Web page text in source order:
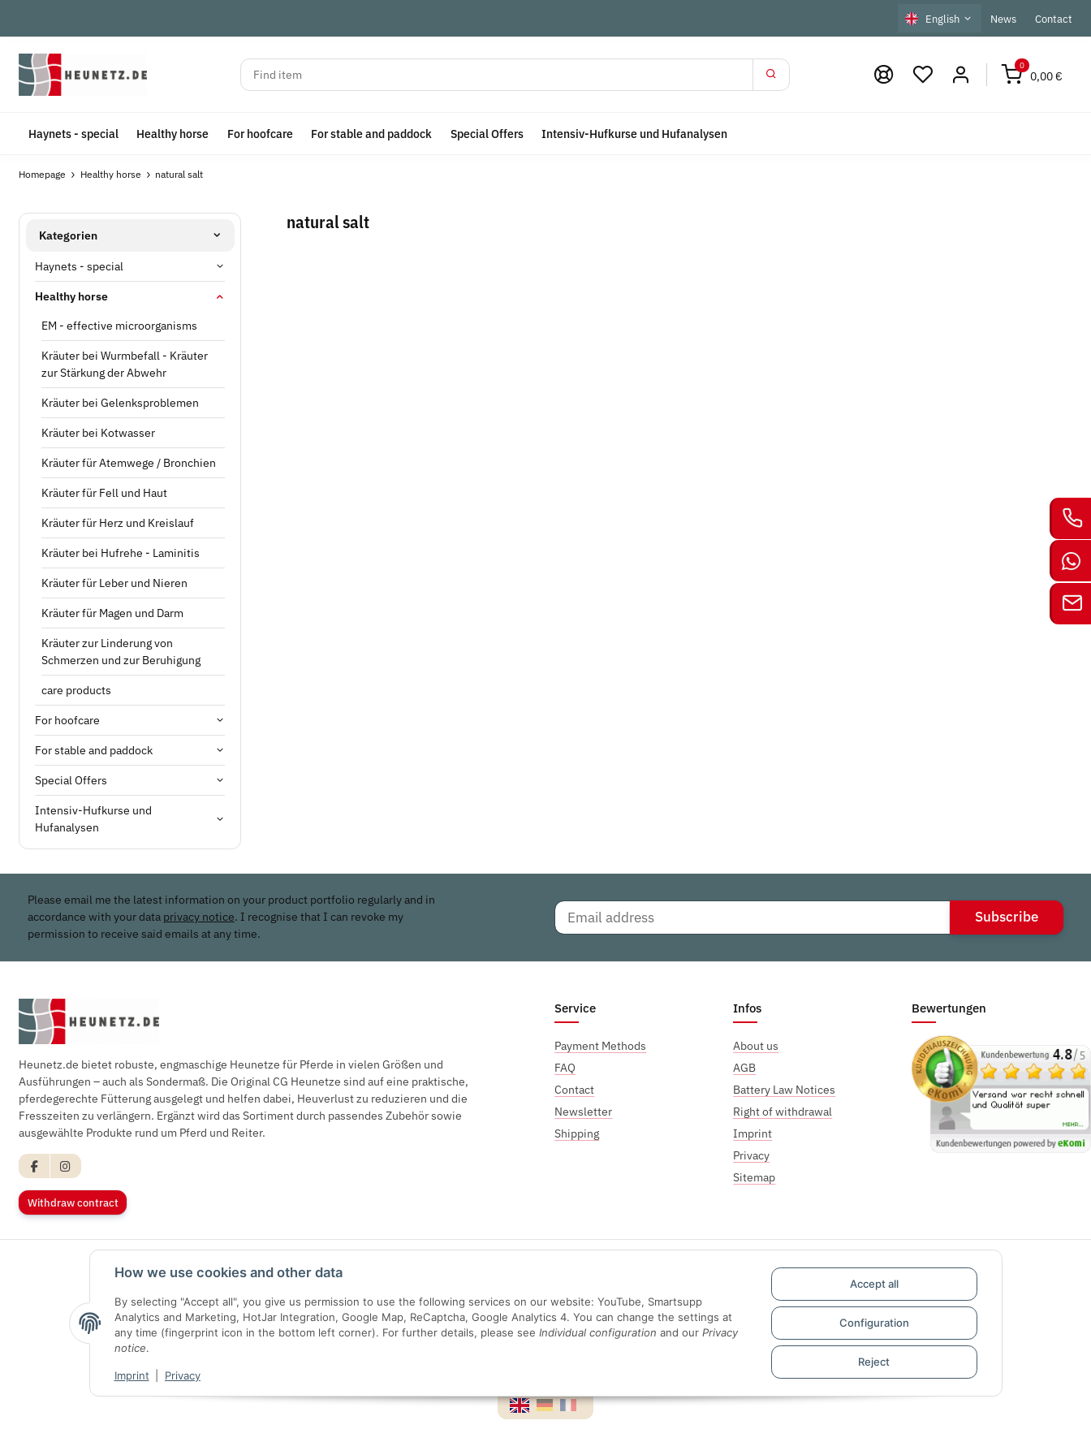
How we use cookies and other data
By selecting "Accept all", you give us permission to use the following services on our website: YouTube, Smartsupp
Analytics and Marketing, HotJar Integration, Google Map, ReCaptcha, Google Analytics 4. You can change the settings at
any time (fingerprint icon in the bottom left corner). For further details, please see Individual configuration and our Privacy
notice.
Imprint Privacy
Accept all
Configuration
Reject
English News Contact
0
0,00 €
Haynets - special Healthy horse For hoofcare For stable and paddock Special Offers Intensiv-Hufkurse und Hufanalysen
Homepage Healthy horse natural salt
natural salt
Kategorien
Haynets - special
Healthy horse
EM - effective microorganisms
Kräuter bei Wurmbefall - Kräuter
zur Stärkung der Abwehr
Kräuter bei Gelenksproblemen
Kräuter bei Kotwasser
Kräuter für Atemwege / Bronchien
Kräuter für Fell und Haut
Kräuter für Herz und Kreislauf
Kräuter bei Hufrehe - Laminitis
Kräuter für Leber und Nieren
Kräuter für Magen und Darm
Kräuter zur Linderung von
Schmerzen und zur Beruhigung
care products
For hoofcare
For stable and paddock
Special Offers
Intensiv-Hufkurse und
Hufanalysen
Please email me the latest information on your product portfolio regularly and in
accordance with your data privacy notice. I recognise that I can revoke my
permission to receive said emails at any time.
Subscribe
Heunetz.de bietet robuste, engmaschige Heunetze für Pferde in vielen Größen und
Ausführungen – auch als Sondermaß. Die Original CG Heunetze sind auf eine praktische,
pferdegerechte Fütterung ausgelegt und helfen dabei, Heuverlust zu reduzieren und die
Fresszeiten zu verlängern. Ergänzt wird das Sortiment durch passendes Zubehör sowie
ausgewählte Produkte rund um Pferd und Reiter.
Withdraw contract
Service
Payment Methods
FAQ
Contact
Newsletter
Shipping
Infos
About us
AGB
Battery Law Notices
Right of withdrawal
Imprint
Privacy
Sitemap
Bewertungen